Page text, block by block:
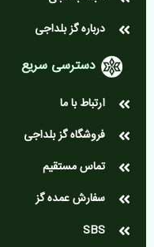
درباره گز بلداجی
دسترسی سریع
ارتباط با ما
فروشگاه گز بلداجی
تماس مستقیم
سفارش عمده گز
SBS